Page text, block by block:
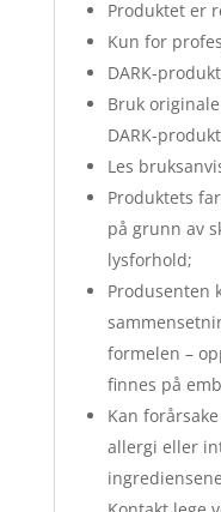
Produktet er
Kun for
DARK-
Bruk
DARK-
Les
Produktets
på grunn av
lysforhold;
Produsenten
formelen –
finnes på
Kan
allergi eller